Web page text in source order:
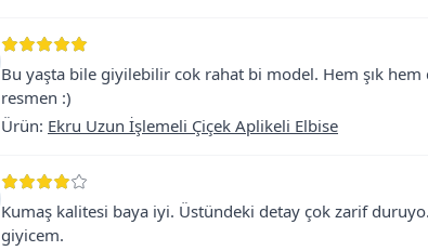
Bu yaşta bile giyilebilir cok rahat bi model. Hem şık
resmen :)
Ürün: Ekru Uzun İşlemeli Çiçek Aplikeli Elbise
Kumaş kalitesi baya iyi. Üstündeki detay çok zarif
giyicem.